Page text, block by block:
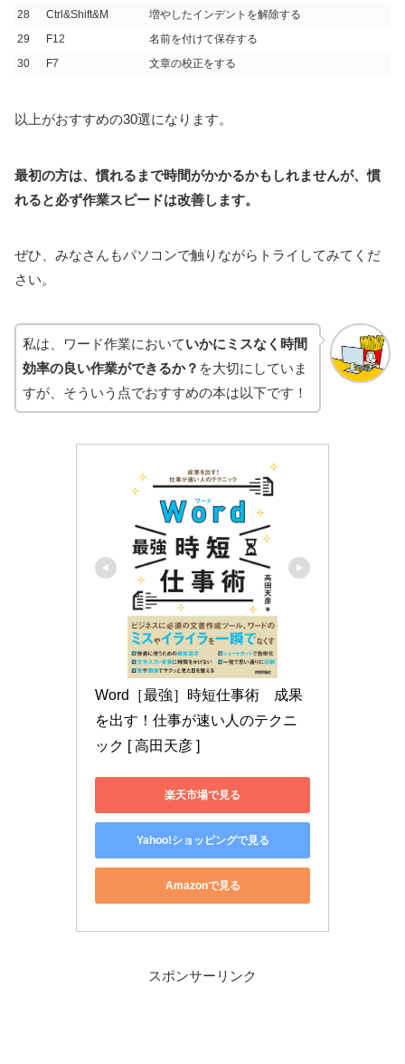
28 Ctrl&Shift&M
増やしたインデントを解除する
29
F12
名前を付けて保存する
30
F7 文章の校正をする
以上がおすすめの30選になります。
最初の方は、慣れるまで時間がかかるかもしれませんが、慣
れると必ず作業スピードは改善します。
ぜひ、みなさんもパソコンで触りながらトライしてみてくだ
さい。
私は、ワード作業においていかにミスなく時間
効率の良い作業ができるか？ を大切にしていま
すが、そういう点でおすすめの本は以下です！
Word［最強］時短仕事術　成果
を出す！仕事が速い人のテクニ
ック [ 高田天彦 ]
楽天市場で見る
Yahoo!ショッピングで見る
Amazonで見る
スポンサーリンク